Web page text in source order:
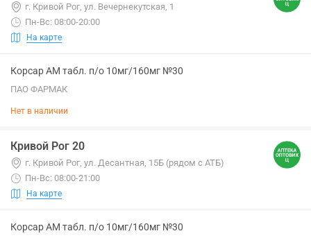
г. Кривой Рог, ул. Вечернекутская, 1
Пн-Вс: 08:00-20:00
На карте
Корсар АМ табл. п/о 10мг/160мг №30
ПАО ФАРМАК
Нет в наличии
Кривой Рог 20
г. Кривой Рог, ул. Десантная, 15Б (рядом с АТБ)
Пн-Вс: 08:00-21:00
На карте
Корсар АМ табл. п/о 10мг/160мг №30